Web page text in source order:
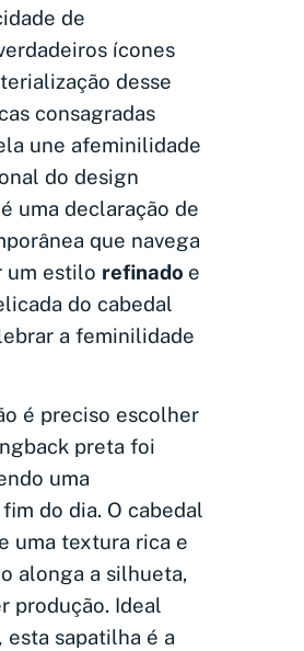
de
ícones
desse
consagradas
une afeminilidade
do design
uma declaração de
que navega
um estilo refinado e
do cabedal
a feminilidade
é preciso escolher
preta foi
uma
do dia. O cabedal
uma textura rica e
alonga a silhueta,
produção. Ideal
esta sapatilha é a